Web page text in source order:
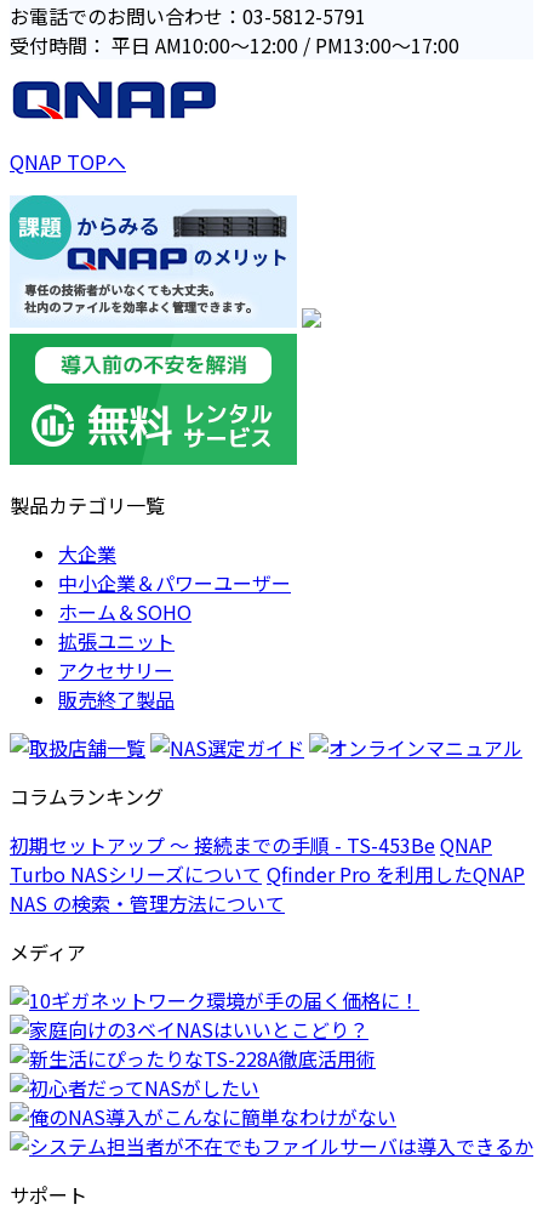
お電話でのお問い合わせ：03-5812-5791
受付時間： 平日 AM10:00〜12:00 / PM13:00〜17:00
QNAP TOPへ
製品カテゴリ一覧
大企業
中小企業＆パワーユーザー
ホーム＆SOHO
拡張ユニット
アクセサリー
販売終了製品
コラムランキング
初期セットアップ ～ 接続までの手順 - TS-453BeQNAP
Turbo NASシリーズについて Qfinder Pro を利用したQNAP
NAS の検索・管理方法について
メディア
サポート